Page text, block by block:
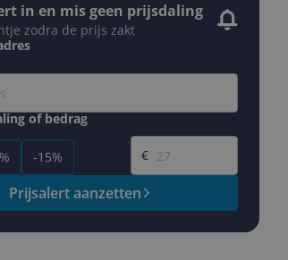
in en mis geen prijsdaling
zodra de prijs zakt
of bedrag
-15%
Gewenste prijs
€
Prijsalert aanzetten